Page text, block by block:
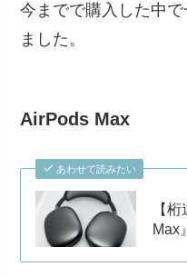
今までで購入した中
ました。
AirPods Max
あわせて読みたい
【
Max